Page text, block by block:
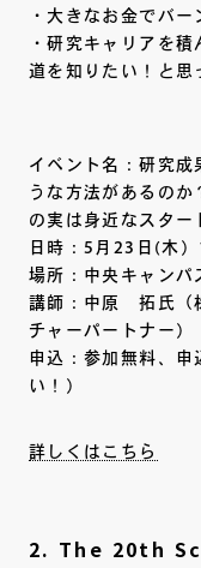
・大きなお金でバ
・研究キャリアを
道を知りたい！と思
イベント名：研究成
うな方法があるの
の実は身近なスター
日時：5月23日(木
場所：中央キャン
講師：中原 拓氏（
チャーパートナー）
申込：参加無料、申
い！）
詳しくはこちら
2. The 20th